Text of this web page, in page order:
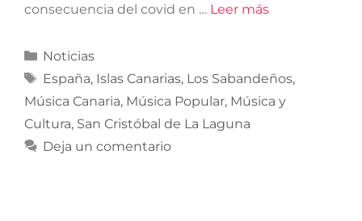
consecuencia del covid en … Leer más
Noticias
España, Islas Canarias, Los Sabandeños,
Música Canaria, Música Popular, Música y
Cultura, San Cristóbal de La Laguna
Deja un comentario